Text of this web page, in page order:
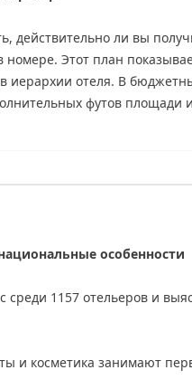
действительно ли вы
Этот план
иерархии отеля. В
футов площади
размер полученного
весьма скромным.
особенности
1157 отельеров и
и косметика занимают